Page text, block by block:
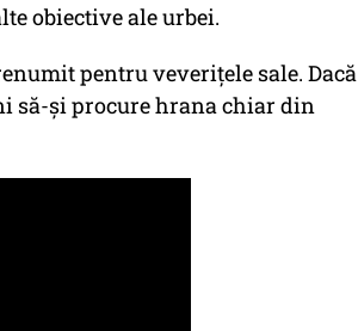
obiective ale urbei.
pentru veverițele sale. Dacă
să-și procure hrana chiar din